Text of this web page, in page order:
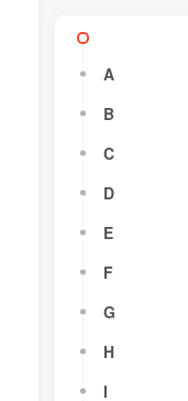
A
B
C
D
E
F
G
H
I